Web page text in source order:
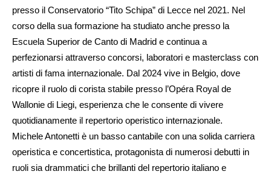
presso il Conservatorio “Tito Schipa” di Lecce nel 2021. Nel
corso della sua formazione ha studiato anche presso la
Escuela Superior de Canto di Madrid e continua a
perfezionarsi attraverso concorsi, laboratori e masterclass con
artisti di fama internazionale. Dal 2024 vive in Belgio, dove
ricopre il ruolo di corista stabile presso l’Opéra Royal de
Wallonie di Liegi, esperienza che le consente di vivere
quotidianamente il repertorio operistico internazionale.
Michele Antonetti è un basso cantabile con una solida carriera
operistica e concertistica, protagonista di numerosi debutti in
ruoli sia drammatici che brillanti del repertorio italiano e